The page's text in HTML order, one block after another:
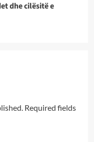
dhe cilësitë e
Required fields